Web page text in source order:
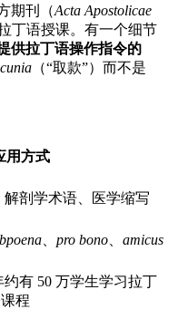
期刊（Acta Apostolicae
丁语授课。有一个细节
供拉丁语操作指令的
（“取款”）而不是
用方式
剖学术语、医学缩写
pro bono
amicus
有 50 万学生学习拉丁
程